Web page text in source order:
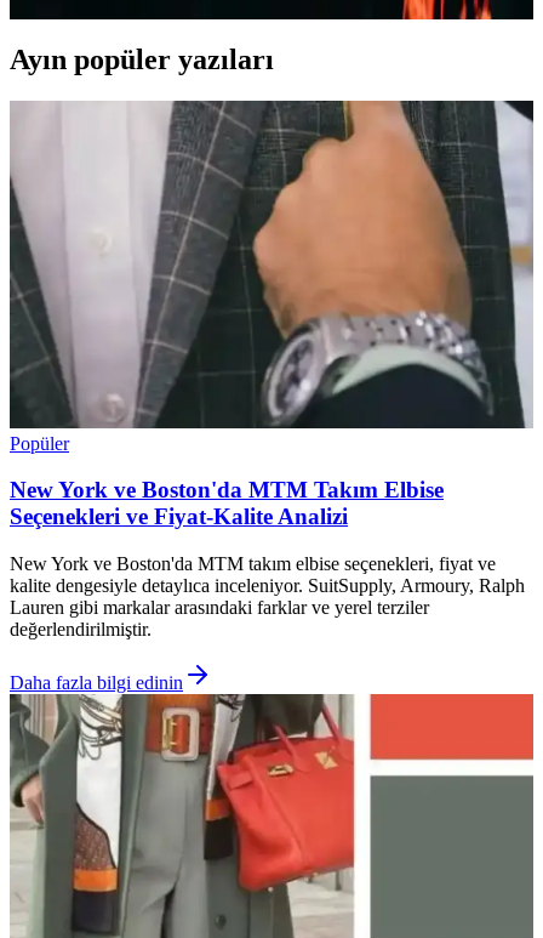
Ayın popüler yazıları
Popüler
New York ve Boston'da MTM Takım Elbise
Seçenekleri ve Fiyat-Kalite Analizi
New York ve Boston'da MTM takım elbise seçenekleri, fiyat ve
kalite dengesiyle detaylıca inceleniyor. SuitSupply, Armoury, Ralph
Lauren gibi markalar arasındaki farklar ve yerel terziler
değerlendirilmiştir.
Daha fazla bilgi edinin